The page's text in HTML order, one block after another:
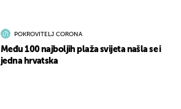
POKROVITELJ CORONA
Među 100 najboljih plaža svijeta našla se i
jedna hrvatska